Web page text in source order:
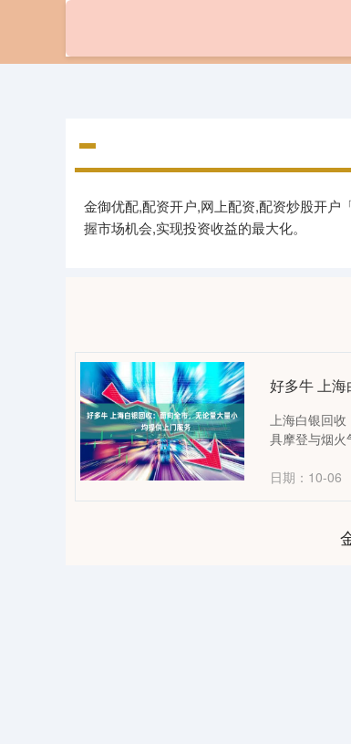
金御优配,配资开户,网上配资,配资炒股开户
握市场机会,实现投资收益的最大化。
好多牛 上
上海白银回
具摩登与烟火
日期：10-06